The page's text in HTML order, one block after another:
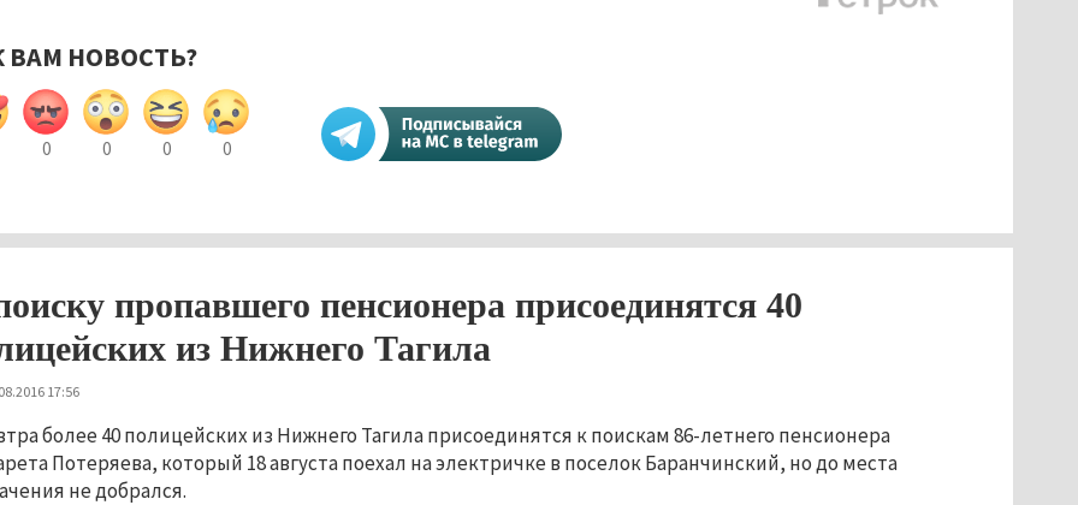
ВАМ НОВОСТЬ?
0 0 0 0
пропавшего пенсионера присоединятся 40
из Нижнего Тагила
17:56
более 40 полицейских из Нижнего Тагила присоединятся к поискам 86-летнего пенсионера
Потеряева, который 18 августа поехал на электричке в поселок Баранчинский, но до места
не добрался.